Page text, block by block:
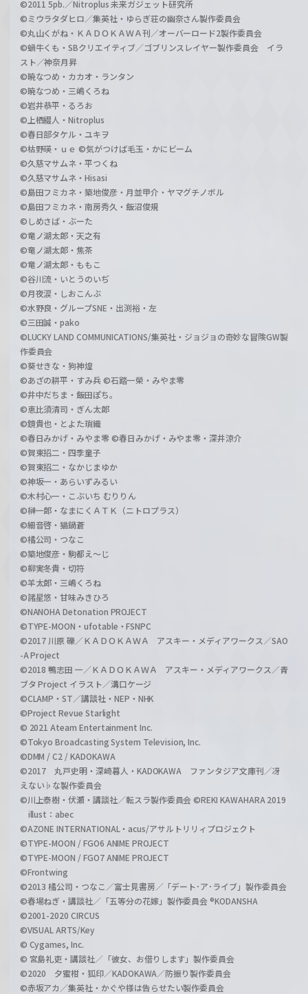
©2011 5pb.／Nitroplus 未来ガジェット研究所
©ミウラタダヒロ／集英社・ゆらぎ荘の幽奈さん製作委員会
©丸山くがね・ＫＡＤＯＫＡＷＡ刊／オーバーロード2製作委員会
©蝸牛くも・SBクリエイティブ／ゴブリンスレイヤー製作委員会 イラ
スト／神奈月昇
©暁なつめ・カカオ・ランタン
©暁なつめ・三嶋くろね
©岩井恭平・るろお
©上栖綴人・Nitroplus
©春日部タケル・ユキヲ
©枯野瑛・ｕｅ ©気がつけば毛玉・かにビーム
©久慈マサムネ・平つくね
©久慈マサムネ・Hisasi
©島田フミカネ・築地俊彦・月並甲介・ヤマグチノボル
©島田フミカネ・南房秀久・飯沼俊規
©しめさば・ぶーた
©竜ノ湖太郎・天之有
©竜ノ湖太郎・焦茶
©竜ノ湖太郎・ももこ
©谷川流・いとうのいぢ
©月夜涙・しおこんぶ
©水野良・グループSNE・出渕裕・左
©三田誠・pako
©LUCKY LAND COMMUNICATIONS/集英社・ジョジョの奇妙な冒険GW製
作委員会
©葵せきな・狗神煌
©あざの耕平・すみ兵 ©石踏一榮・みやま零
©井中だちま・飯田ぽち。
©恵比須清司・ぎん太郎
©鏡貴也・とよた瑣織
©春日みかげ・みやま零 ©春日みかげ・みやま零・深井涼介
©賀東招二・四季童子
©賀東招二・なかじまゆか
©神坂一・あらいずみるい
©木村心一・こぶいち むりりん
©榊一郎・なまにくＡＴＫ（ニトロプラス）
©細音啓・猫鍋蒼
©橘公司・つなこ
©築地俊彦・駒都え～じ
©柳実冬貴・切符
©羊太郎・三嶋くろね
©諸星悠・甘味みきひろ
©NANOHA Detonation PROJECT
©TYPE-MOON・ufotable・FSNPC
©2017 川原 礫／ＫＡＤＯＫＡＷＡ アスキー・メディアワークス／SAO
-A Project
©2018 鴨志田 一／ＫＡＤＯＫＡＷＡ アスキー・メディアワークス／青
ブタ Project イラスト／溝口ケージ
©CLAMP・ST／講談社・NEP・NHK
©Project Revue Starlight
© 2021 Ateam Entertainment Inc.
©Tokyo Broadcasting System Television, Inc.
©DMM / C2 / KADOKAWA
©2017 丸戸史明・深崎暮人・KADOKAWA ファンタジア文庫刊／冴
えない♭な製作委員会
©川上泰樹・伏瀬・講談社／転スラ製作委員会 ©REKI KAWAHARA 2019
illust：abec
©AZONE INTERNATIONAL・acus/アサルトリリィプロジェクト
©TYPE-MOON / FGO6 ANIME PROJECT
©TYPE-MOON / FGO7 ANIME PROJECT
©Frontwing
©2013 橘公司・つなこ／富士見書房／「デート･ア･ライブ」製作委員会
©春場ねぎ・講談社／「五等分の花嫁」製作委員会 ®KODANSHA
©2001-2020 CIRCUS
©VISUAL ARTS/Key
© Cygames, Inc.
© 宮島礼吏・講談社／「彼女、お借りします」製作委員会
©2020 夕蜜柑・狐印／KADOKAWA／防振り製作委員会
©赤坂アカ／集英社・かぐや様は告らせたい製作委員会